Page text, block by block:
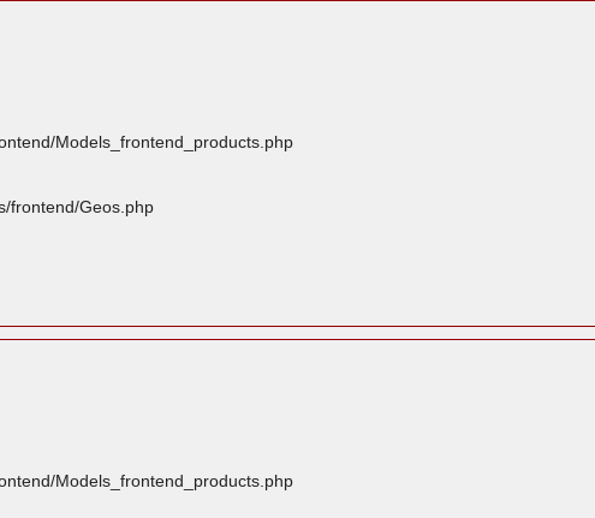
Models_frontend_products.php
frontend/Geos.php
Models_frontend_products.php